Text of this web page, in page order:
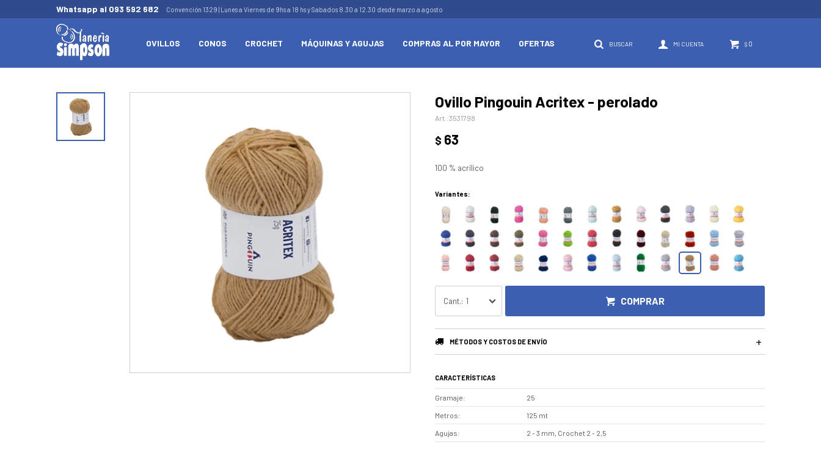
OVILLOS CONOS CROCHET MÁQUINAS Y AGUJAS COMPRAS AL POR MAYOR OFERTAS $ 0
Whatsapp al 093 592 682 Convención 1329 | Lunes a Viernes de 9hs a 18 hs y Sabados 8.30 a 12.30 desde marzo a agosto
Ovillo Pingouin Acritex - perolado
3531798
$ 63
100 % acrílico
Variantes:
1 COMPRAR
MÉTODOS Y COSTOS DE ENVÍO
CARACTERÍSTICAS
Gramaje 25
Metros 125 mt
Agujas 2 - 3 mm, Crochet 2 - 2,5